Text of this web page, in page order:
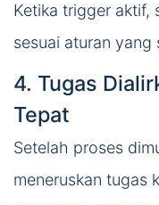
Ketika trigger aktif,
sesuai aturan yang
4. Tugas
Tepat
Setelah proses
meneruskan tugas